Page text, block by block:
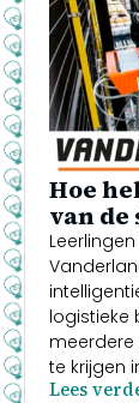
Hoe
van
logistieke
te krijgen
Lees